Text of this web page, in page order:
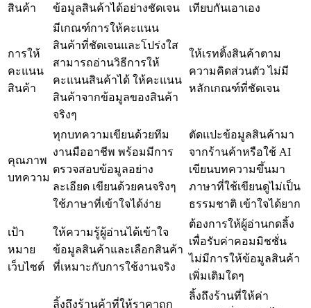
สินค้า
ข้อมูลสินค้าได้อย่างชัดเจน
เทียบกันเอาเอง
การให้
คะแนน
สินค้า
มีเกณฑ์การให้คะแนน
สินค้าที่ชัดเจนและโปร่งใส
สามารถอ่านวิธีการให้
คะแนนสินค้าได้ ให้คะแนน
สินค้าจากข้อมูลของสินค้า
จริงๆ
ให้เรทติ้งสินค้าตาม
ความคิดส่วนตัว ไม่มี
หลักเกณฑ์ที่ชัดเจน
คุณภาพ
บทความ
ทุกบทความเขียนด้วยทีม
งานมืออาชีพ พร้อมมีการ
ตรวจสอบข้อมูลอย่าง
ละเอียด เขียนด้วยคนจริงๆ
ใช้ภาษาที่เข้าใจได้ง่าย
ตัดแปะข้อมูลสินค้ามา
จากร้านค้าหรือใช้ AI
เขียนบทความขึ้นมา
ภาษาที่ใช้เขียนดูไม่เป็น
ธรรมชาติ เข้าใจได้ยาก
เป้า
หมาย
เว็บไซต์
ให้ความรู้ผู้อ่านได้เข้าใจ
ข้อมูลสินค้าและเลือกสินค้า
ที่เหมาะกับการใช้งานจริง
ต้องการให้ผู้อ่านกดลิ้ง
เพื่อรับค่าคอมมิชชั่น
ไม่มีการให้ข้อมูลสินค้า
เพิ่มเติมใดๆ
ลิ้งถึงร้านค้าที่ให้ราคาถูก
ลิ้งถึงร้านที่ให้ค่า